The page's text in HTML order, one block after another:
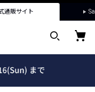
通販サイト